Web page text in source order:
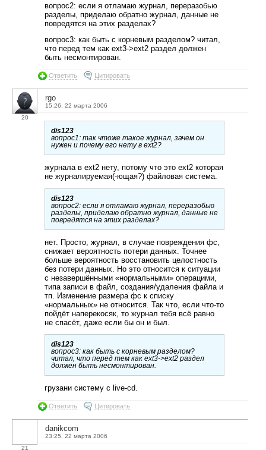
вопрос2: если я отламаю журнал, переразобью
разделы, приделаю обратно журнал, данные не
повредятся на этих разделах?
вопрос3: как быть с корневым разделом? читал,
что перед тем как ext3->ext2 раздел должен
быть несмонтирован.
Ответить Цитировать
20
rgo
15:26, 22 марта 2006
dis123
вопрос1: так чтоже такое журнал, зачем он
нужен и почему его нету в ext2?
журнала в ext2 нету, потому что это ext2 которая
не журналируемая(-ющая?) файловая система.
dis123
вопрос2: если я отламаю журнал, переразобью
разделы, приделаю обратно журнал, данные не
повредятся на этих разделах?
нет. Просто, журнал, в случае повреждения фс,
снижает вероятность потери данных. Точнее
больше вероятность восстановить целостность
без потери данных. Но это относится к ситуации
с незавершёнными «нормальными» операцими,
типа записи в файл, создания/удаления файла и
тп. Изменение размера фс к списку
«нормальных» не относится. Так что, если что-то
пойдёт наперекосяк, то журнал тебя всё равно
не спасёт, даже если бы он и был.
dis123
вопрос3: как быть с корневым разделом?
читал, что перед тем как ext3->ext2 раздел
должен быть несмонтирован.
грузани систему с live-cd.
Ответить Цитировать
21
danikcom
23:25, 22 марта 2006